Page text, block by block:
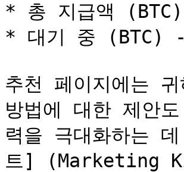
* 총 지급액
* 대기 중 (BTC)
추천 페이지에는
방법에 대한 제안
력을 극대화하는
트] (Marketing